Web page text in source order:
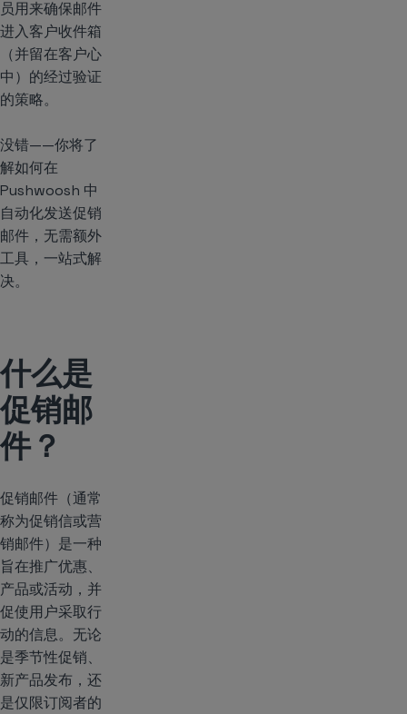
员用来确保邮件
进入客户收件箱
（并留在客户心
中）的经过验证
的策略。
没错——你将了
解如何在
Pushwoosh 中
自动化发送促销
邮件，无需额外
工具，一站式解
决。
什么是
促销邮
件？
促销邮件（通常
称为促销信或营
销邮件）是一种
旨在推广优惠、
产品或活动，并
促使用户采取行
动的信息。无论
是季节性促销、
新产品发布，还
是仅限订阅者的